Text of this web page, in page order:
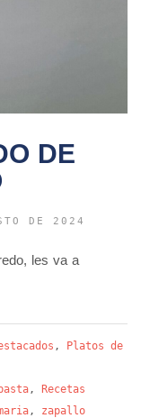
DE
DE 2024
les va a
, Platos de
, Recetas
, zapallo